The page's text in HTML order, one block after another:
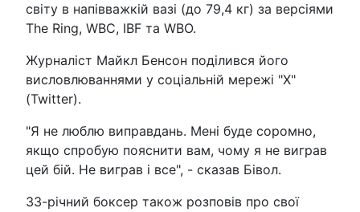
світу в напівважкій вазі (до 79,4 кг) за версіями
The Ring, WBC, IBF та WBO.
Журналіст Майкл Бенсон поділився його
висловлюваннями у соціальній мережі "Х"
(Twitter).
"Я не люблю виправдань. Мені буде соромно,
якщо спробую пояснити вам, чому я не виграв
цей бій. Не виграв і все", - сказав Бівол.
33-річний боксер також розповів про свої